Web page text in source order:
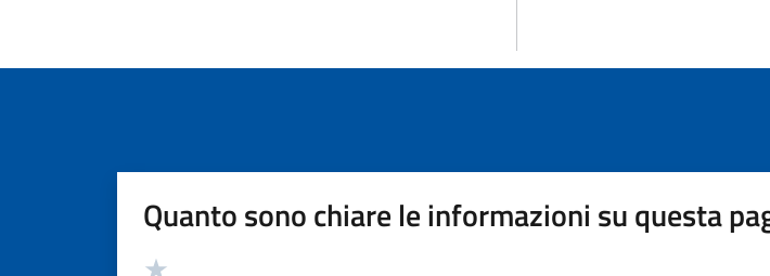
Quanto sono chiare le informazioni su questa
Valutazione